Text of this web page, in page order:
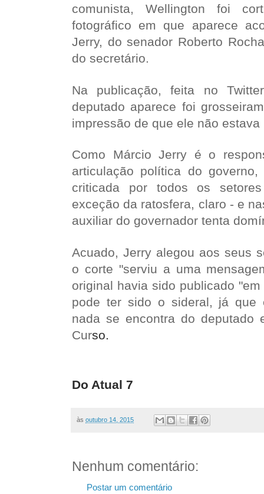
comunista, Wellington foi
fotográfico em que aparece
Jerry, do senador Roberto
do secretário.
Na publicação, feita no
deputado aparece foi
impressão de que ele não estava
Como Márcio Jerry é o
articulação política do
criticada por todos os
exceção da ratosfera, claro - e
auxiliar do governador tenta
Acuado, Jerry alegou aos seus
o corte "serviu a uma
original havia sido publicado
pode ter sido o sideral, já que
nada se encontra do deputado
Curso.
Do Atual 7
às outubro 14, 2015
Nenhum comentário:
Postar um comentário